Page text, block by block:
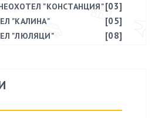
"КОНСТАНЦИЯ"[03]
"КАЛИНА" [05]
"ЛЮЛЯЦИ" [08]